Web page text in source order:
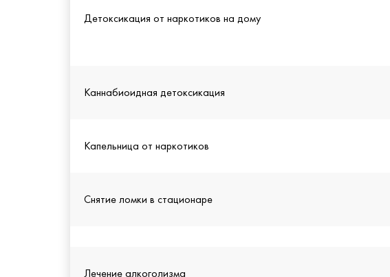
Детоксикация от наркотиков на дому
Каннабиоидная детоксикация
Капельница от наркотиков
Снятие ломки в стационаре
Лечение алкоголизма